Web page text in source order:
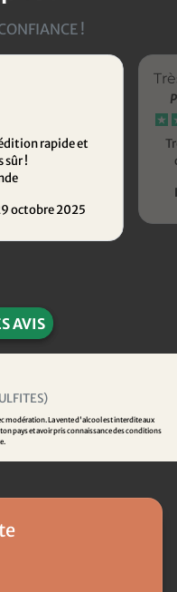
!
rapide et
sûr !
octobre 2025
AVIS
modération. La vente d'alcool est interdite aux
pays et avoir pris connaissance des conditions